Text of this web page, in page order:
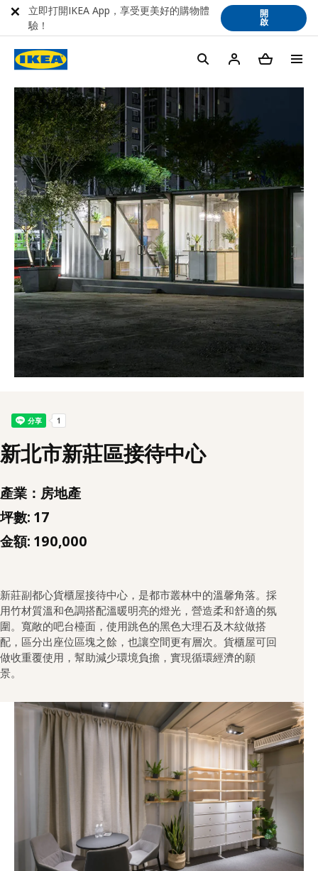
新北市新莊區接待中心
產業：房地產
坪數: 17
金額: 190,000
新莊副都心貨櫃屋接待中心，是都市叢林中的溫馨角落。採
用竹材質溫和色調搭配溫暖明亮的燈光，營造柔和舒適的氛
圍。寬敞的吧台檯面，使用跳色的黑色大理石及木紋做搭
配，區分出座位區塊之餘，也讓空間更有層次。貨櫃屋可回
做收重覆使用，幫助減少環境負擔，實現循環經濟的願
景。
立即打開IKEA App，享受更美好的購物體
驗！
開
啟